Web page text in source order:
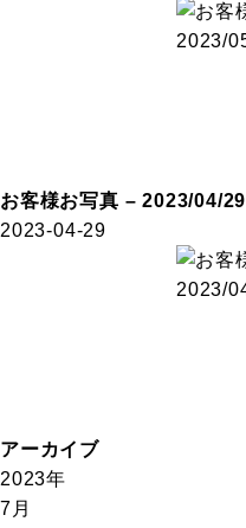
お客様お写真 – 2023/04/29
2023-04-29
アーカイブ
2023年
7月